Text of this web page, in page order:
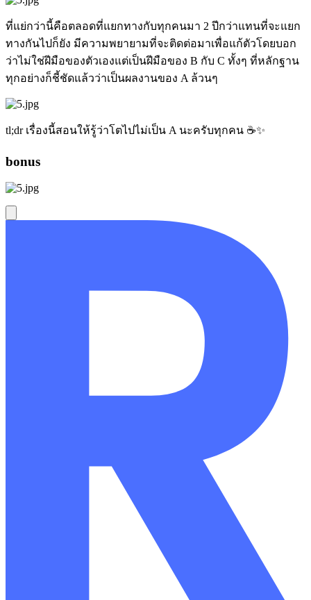
ที่แย่กว่านี้คือตลอดที่แยกทางกับทุกคนมา 2 ปีกว่าแทนที่จะแยก
ทางกันไปก็ยัง มีความพยายามที่จะติดต่อมาเพื่อแก้ตัวโดยบอก
ว่าไม่ใช่ฝีมือของตัวเองแต่เป็นฝีมือของ B กับ C ทั้งๆ ที่หลักฐาน
ทุกอย่างก็ชี้ชัดแล้วว่าเป็นผลงานของ A ล้วนๆ
tl;dr เรื่องนี้สอนให้รู้ว่าโตไปไม่เป็น A นะครับทุกคน ☕✨
bonus